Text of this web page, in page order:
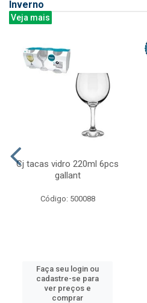
Inverno
Veja mais
Cj tacas vidro 220ml 6pcs
gallant
Código: 500088
Faça seu login ou
cadastre-se para
ver preços e
comprar